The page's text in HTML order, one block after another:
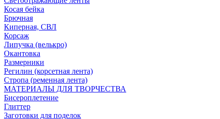
Косая бейка
Брючная
Киперная, СВЛ
Корсаж
Липучка (велькро)
Окантовка
Размерники
Регилин (корсетная лента)
Стропа (ременная лента)
МАТЕРИАЛЫ ДЛЯ ТВОРЧЕСТВА
Бисероплетение
Глиттер
Заготовки для поделок